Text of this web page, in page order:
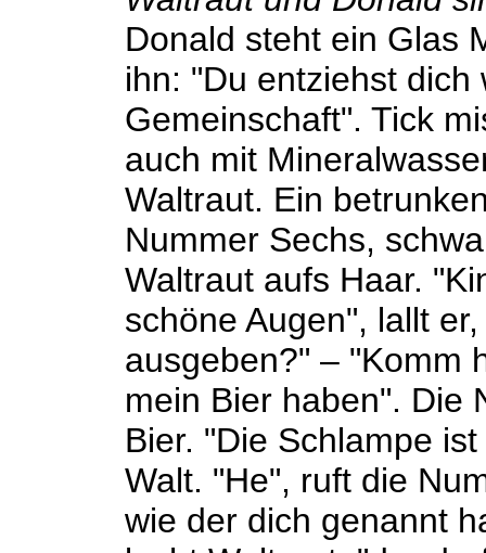
Donald steht ein Glas
ihn: "Du entziehst dich
Gemeinschaft". Tick
auch mit
Waltraut. Ein
Nummer Sechs,
Waltraut aufs Haar.
schöne Augen", lallt
ausgeben?" – "Komm
mein Bier haben". Die
Bier. "Die Schlampe
Walt. "He", ruft die
wie der dich genannt